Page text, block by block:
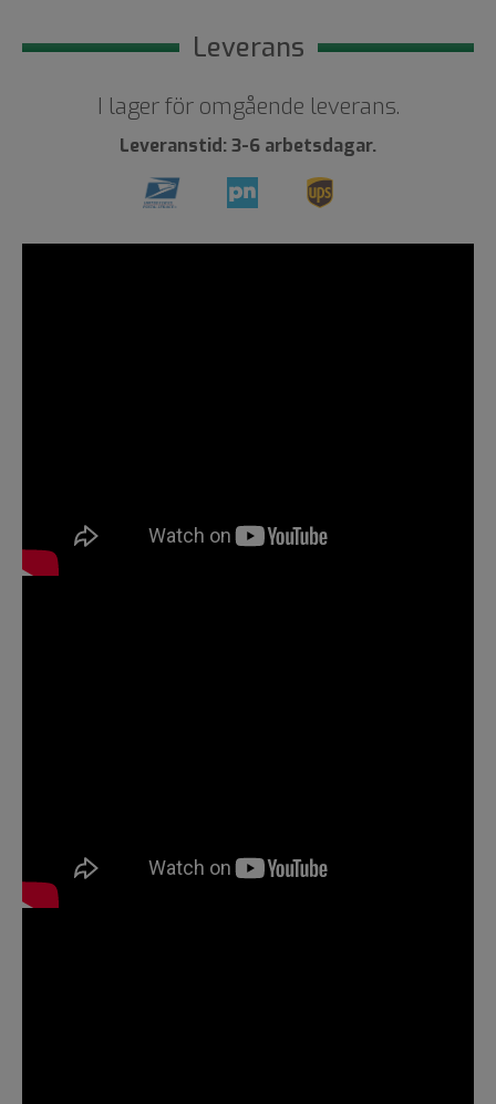
Leverans
I lager för omgående leverans.
Leveranstid: 3-6 arbetsdagar.